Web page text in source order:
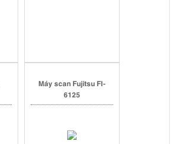
Máy scan Fujitsu FI-
6125